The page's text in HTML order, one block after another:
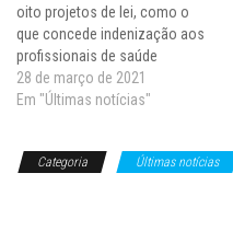
oito projetos de lei, como o
que concede indenização aos
profissionais de saúde
tornados incapacitados para o
trabalho pela Covid-19. Os
analisados pelo Senado. Para
28 de março de 2021
Em "Últimas notícias"
Categoria Últimas notícias